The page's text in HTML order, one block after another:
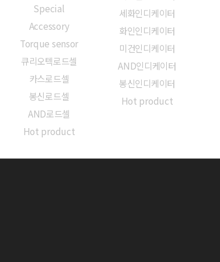
Special
Accessory
Torque sensor
큐리오텍로드셀
카스로드셀
봉신로드셀
AND로드셀
Hot product
세화인디케이터
화인인디케이터
미건인디케이터
AND인디케이터
봉신인디케이터
Hot product